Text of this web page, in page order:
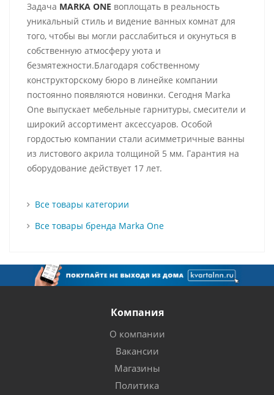
Задача MARKA ONE воплощать в реальность
уникальный стиль и видение ванных комнат для
того, чтобы вы могли расслабиться и окунуться в
собственную атмосферу уюта и
безмятежности.Благодаря собственному
конструкторскому бюро в линейке компании
постоянно появляются новинки. Сегодня Marka
One выпускает мебельные гарнитуры, смесители и
широкий ассортимент аксессуаров. Особой
гордостью компании стали асимметричные ванны
из листового акрила толщиной 5 мм. Гарантия на
оборудование действует 17 лет.
Все товары категории
Все товары бренда Marka One
Компания
О компании
Вакансии
Магазины
Политика